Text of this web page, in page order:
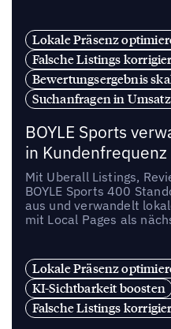
Lokale Präsenz
Falsche Listings
Bewertungsergebnis
Suchanfragen in
BOYLE Sports
in Kundenfrequenz
Mit Uberall Listings,
BOYLE Sports 400
aus und verwandelt
mit Local Pages als
Lokale Präsenz
KI-Sichtbarkeit boosten
Falsche Listings